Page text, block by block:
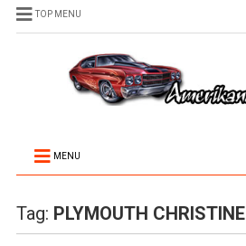
TOP MENU
MENU
Tag: PLYMOUTH CHRISTINE